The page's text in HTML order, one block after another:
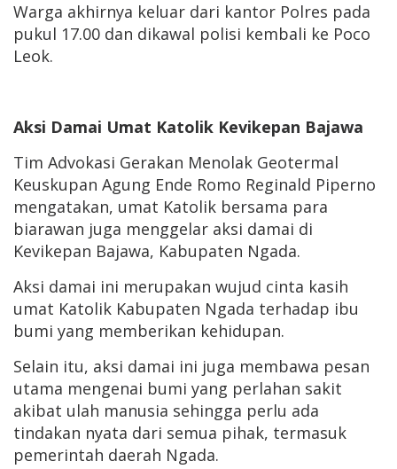
Warga akhirnya keluar dari kantor Polres pada
pukul 17.00 dan dikawal polisi kembali ke Poco
Leok.
Aksi Damai Umat Katolik Kevikepan Bajawa
Tim Advokasi Gerakan Menolak Geotermal
Keuskupan Agung Ende Romo Reginald Piperno
mengatakan, umat Katolik bersama para
biarawan juga menggelar aksi damai di
Kevikepan Bajawa, Kabupaten Ngada.
Aksi damai ini merupakan wujud cinta kasih
umat Katolik Kabupaten Ngada terhadap ibu
bumi yang memberikan kehidupan.
Selain itu, aksi damai ini juga membawa pesan
utama mengenai bumi yang perlahan sakit
akibat ulah manusia sehingga perlu ada
tindakan nyata dari semua pihak, termasuk
pemerintah daerah Ngada.